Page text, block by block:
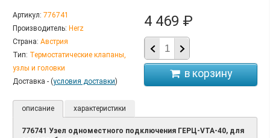
Артикул: 776741
Производитель: Herz
Страна: Австрия
Тип: Термостатические клапаны,
узлы и головки
Доставка - (условия доставки)
4 469 ₽
описание характеристики
776741 Узeл одноместного подключения ГЕРЦ-VTA-40, для